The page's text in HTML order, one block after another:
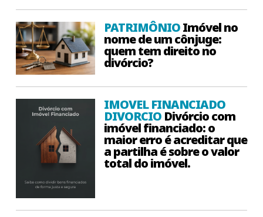
PATRIMÔNIOImóvel no
nome de um cônjuge:
quem tem direito no
divórcio?
IMOVEL FINANCIADO
DIVORCIO Divórcio com
imóvel financiado: o
maior erro é acreditar que
a partilha é sobre o valor
total do imóvel.